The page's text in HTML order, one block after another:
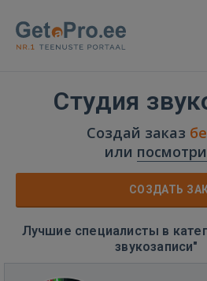
Студия
Создай заказ
или
СОЗДАТЬ
Лучшие специалисты в
звукозаписи"